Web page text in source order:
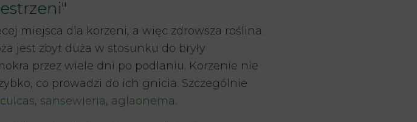
miejsca dla korzeni, a więc zdrowsza roślina.
jest zbyt duża w stosunku do bryły
przez wiele dni po podlaniu. Korzenie nie
co prowadzi do ich gnicia. Szczególnie
, sansewieria, aglaonema.